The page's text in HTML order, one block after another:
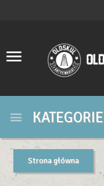
KATEGORIE
Strona główna